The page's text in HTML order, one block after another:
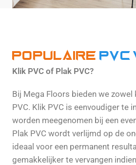
Populaire
Klik PVC of Plak PVC?
Bij Mega Floors bieden we zowel
PVC. Klik PVC is eenvoudiger te
worden meegenomen bij een
Plak PVC wordt verlijmd op de
ideaal voor een permanent
gemakkelijker te vervangen